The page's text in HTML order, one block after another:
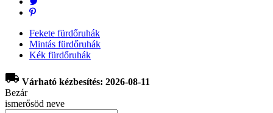
Fekete fürdőruhák
Mintás fürdőruhák
Kék fürdőruhák
local_shipping Várható kézbesítés: 2026-08-11
Bezár
ismerősöd neve